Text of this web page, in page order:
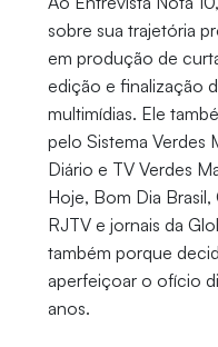
sobre sua trajetória
em produção de
edição e finalização
multimídias. Ele
pelo Sistema Verdes
Diário e TV Verdes
Hoje, Bom Dia
RJTV e jornais da
também porque
aperfeiçoar o ofício
anos.